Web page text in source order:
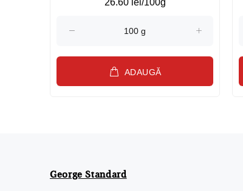
(075002)
26.60 lei/100g
ADAUGĂ
George Standard